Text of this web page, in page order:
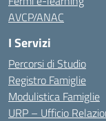
AVCP/ANAC
I Servizi
Percorsi di Studio
Registro Famiglie
Modulistica Famiglie
URP – Ufficio